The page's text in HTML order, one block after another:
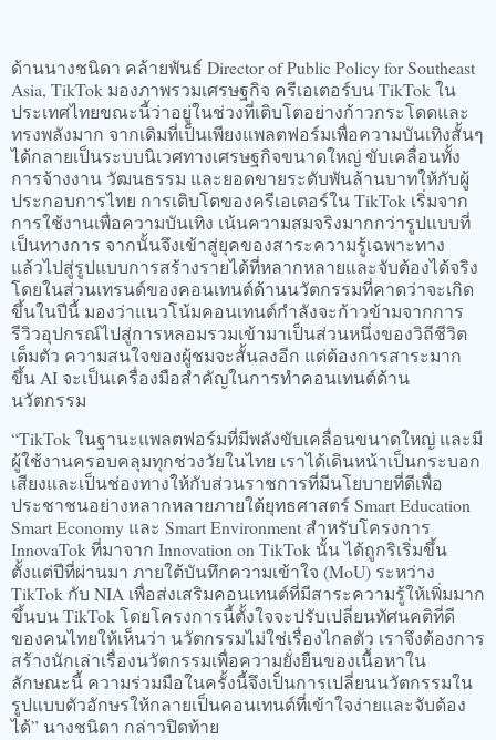
ด้านนางชนิดา คล้ายพันธ์ Director of Public Policy for Southeast
Asia, TikTok มองภาพรวมเศรษฐกิจ ครีเอเตอร์บน TikTok ใน
ประเทศไทยขณะนี้ว่าอยู่ในช่วงที่เติบโตอย่างก้าวกระโดดและ
ทรงพลังมาก จากเดิมที่เป็นเพียงแพลตฟอร์มเพื่อความบันเทิงสั้นๆ
ได้กลายเป็นระบบนิเวศทางเศรษฐกิจขนาดใหญ่ ขับเคลื่อนทั้ง
การจ้างงาน วัฒนธรรม และยอดขายระดับพันล้านบาทให้กับผู้
ประกอบการไทย การเติบโตของครีเอเตอร์ใน TikTok เริ่มจาก
การใช้งานเพื่อความบันเทิง เน้นความสมจริงมากกว่ารูปแบบที่
เป็นทางการ จากนั้นจึงเข้าสู่ยุคของสาระความรู้เฉพาะทาง
แล้วไปสู่รูปแบบการสร้างรายได้ที่หลากหลายและจับต้องได้จริง
โดยในส่วนเทรนด์ของคอนเทนต์ด้านนวัตกรรมที่คาดว่าจะเกิด
ขึ้นในปีนี้ มองว่าแนวโน้มคอนเทนต์กำลังจะก้าวข้ามจากการ
รีวิวอุปกรณ์ไปสู่การหลอมรวมเข้ามาเป็นส่วนหนึ่งของวิถีชีวิต
เต็มตัว ความสนใจของผู้ชมจะสั้นลงอีก แต่ต้องการสาระมาก
ขึ้น AI จะเป็นเครื่องมือสำคัญในการทำคอนเทนต์ด้าน
นวัตกรรม
“TikTok ในฐานะแพลตฟอร์มที่มีพลังขับเคลื่อนขนาดใหญ่ และมี
ผู้ใช้งานครอบคลุมทุกช่วงวัยในไทย เราได้เดินหน้าเป็นกระบอก
เสียงและเป็นช่องทางให้กับส่วนราชการที่มีนโยบายที่ดีเพื่อ
ประชาชนอย่างหลากหลายภายใต้ยุทธศาสตร์ Smart Education
Smart Economy และ Smart Environment สำหรับโครงการ
InnovaTok ที่มาจาก Innovation on TikTok นั้น ได้ถูกริเริ่มขึ้น
ตั้งแต่ปีที่ผ่านมา ภายใต้บันทึกความเข้าใจ (MoU) ระหว่าง
TikTok กับ NIA เพื่อส่งเสริมคอนเทนต์ที่มีสาระความรู้ให้เพิ่มมาก
ขึ้นบน TikTok โดยโครงการนี้ตั้งใจจะปรับเปลี่ยนทัศนคติที่ดี
ของคนไทยให้เห็นว่า นวัตกรรมไม่ใช่เรื่องไกลตัว เราจึงต้องการ
สร้างนักเล่าเรื่องนวัตกรรมเพื่อความยั่งยืนของเนื้อหาใน
ลักษณะนี้ ความร่วมมือในครั้งนี้จึงเป็นการเปลี่ยนนวัตกรรมใน
รูปแบบตัวอักษรให้กลายเป็นคอนเทนต์ที่เข้าใจง่ายและจับต้อง
ได้” นางชนิดา กล่าวปิดท้าย